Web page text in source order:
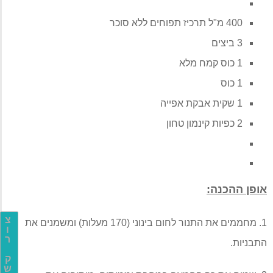
צ
ו
ר
ק
ש
400 מ"ל תרכיז תפוחים ללא סוכר
3 ביצים
1 כוס קמח מלא
1 כוס
1 שקית אבקת אפייה
2 כפיות קינמון טחון
אופן ההכנה:
1. מחממים את התנור לחום בינוני (170 מעלות) ומשמנים את
התבניות.